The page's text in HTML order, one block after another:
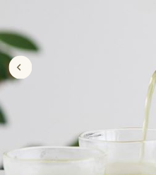
寝具・ベッド
カーテン・ラグ・ファブリック
美容・健康・サプリメント
制服・スクールすべて
ジュニア・ティーンズ下着
大きいサイズ
大きいサイズ レディース服
バーゲン
商品カテゴリ一覧
カーテン・ラグ・ファブリック
制服・学生服
ジュニア・ティーンズ下着
大きいサイズ通販すべて
大きいサイズ レディース服
大きいサイズ メンズ
バーゲン
バーゲンセール
詳細検索
カタログ